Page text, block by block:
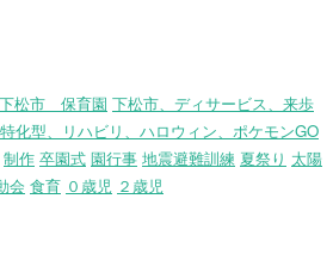
下松市 保育園 下松市、ディサービス、来歩
化型、リハビリ、ハロウィン、ポケモンGO
制作 卒園式 園行事 地震避難訓練 夏祭り 太陽
会 食育 ０歳児 ２歳児